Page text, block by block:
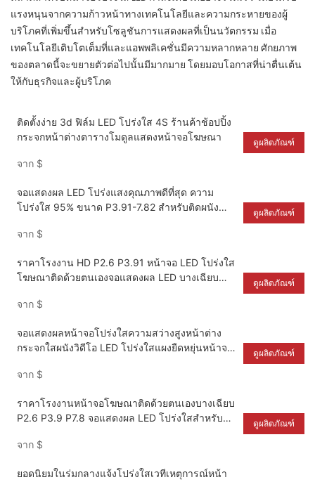
แรงหนุนจากความก้าวหน้าทางเทคโนโลยีและความกระหายของผู้
บริโภคที่เพิ่มขึ้นสำหรับโซลูชันการแสดงผลที่เป็นนวัตกรรม เมื่อ
เทคโนโลยีเติบโตเต็มที่และแอพพลิเคชั่นมีความหลากหลาย ศักยภาพ
ของตลาดนี้จะขยายตัวต่อไปนั้นมีมากมาย โดยมอบโอกาสที่น่าตื่นเต้น
ให้กับธุรกิจและผู้บริโภค
ติดตั้งง่าย 3d ฟิล์ม LED โปร่งใส 4S ร้านค้าช้อปปิ้ง
กระจกหน้าต่างตารางโมดูลแสดงหน้าจอโฆษณา
จาก $
ดูผลิตภัณฑ์
จอแสดงผล LED โปร่งแสงคุณภาพดีที่สุด ความ
โปร่งใส 95% ขนาด P3.91-7.82 สำหรับติดผนัง
คริสต์มาส
จาก $
ดูผลิตภัณฑ์
ราคาโรงงาน HD P2.6 P3.91 หน้าจอ LED โปร่งใส
โฆษณาติดด้วยตนเองจอแสดงผล LED บางเฉียบ
จาก $
ดูผลิตภัณฑ์
จอแสดงผลหน้าจอโปร่งใสความสว่างสูงหน้าต่าง
กระจกใสผนังวิดีโอ LED โปร่งใสแผงยืดหยุ่นหน้าจอ
จาก $
ดูผลิตภัณฑ์
ราคาโรงงานหน้าจอโฆษณาติดด้วยตนเองบางเฉียบ
P2.6 P3.9 P7.8 จอแสดงผล LED โปร่งใสสำหรับ
จาก $
ดูผลิตภัณฑ์
ยอดนิยมในร่มกลางแจ้งโปร่งใสเวทีเหตุการณ์หน้า